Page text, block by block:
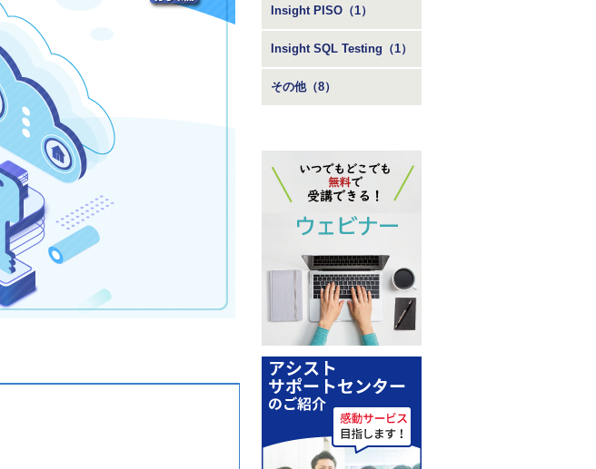
Insight PISO（1）
Insight SQL Testing（1）
その他（8）